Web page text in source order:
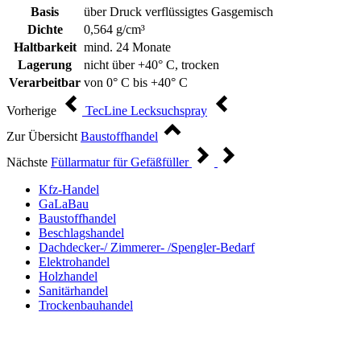
Basis
über Druck verflüssigtes Gasgemisch
Dichte
0,564 g/cm³
Haltbarkeit mind. 24 Monate
Lagerung
nicht über +40° C, trocken
Verarbeitbar von 0° C bis +40° C
Vorherige
TecLine Lecksuchspray
Zur Übersicht Baustoffhandel
Nächste Füllarmatur für Gefäßfüller
Kfz-Handel
GaLaBau
Baustoffhandel
Beschlagshandel
Dachdecker-/ Zimmerer- /Spengler-Bedarf
Elektrohandel
Holzhandel
Sanitärhandel
Trockenbauhandel